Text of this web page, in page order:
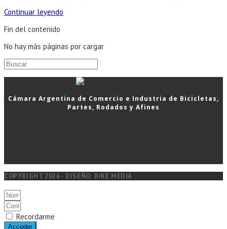
Continuar leyendo
Fin del contenido
No hay más páginas por cargar
Buscar:
Cámara Argentina de Comercio e Industria de Bicicletas,
Partes, Rodados y Afines
COPYRIGHT 2026 - DISEÑO: BIKE MEDIA
Recordarme
Acceder